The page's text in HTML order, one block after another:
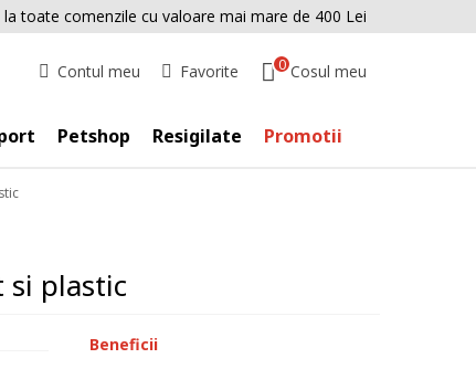
toate comenzile cu valoare mai mare de 400 Lei
Contul meu Favorite 0 Cosul meu
Petshop Resigilate Promotii
plastic
Beneficii